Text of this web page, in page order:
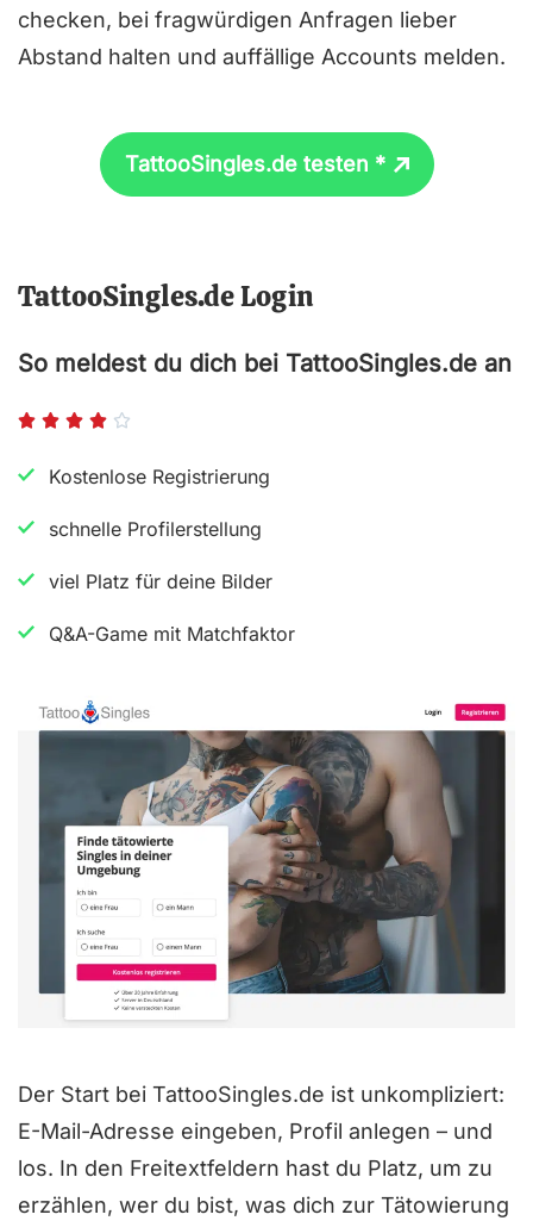
checken, bei fragwürdigen Anfragen lieber
Abstand halten und auffällige Accounts melden.
TattooSingles.de testen *
TattooSingles.de Login
So meldest du dich bei TattooSingles.de an
    
e
e
m
t
4
v
5
Kostenlose Registrierung
schnelle Profilerstellung
viel Platz für deine Bilder
Q&A-Game mit Matchfaktor
Der Start bei TattooSingles.de ist unkompliziert:
E-Mail-Adresse eingeben, Profil anlegen – und
los. In den Freitextfeldern hast du Platz, um zu
erzählen, wer du bist, was dich zur Tätowierung